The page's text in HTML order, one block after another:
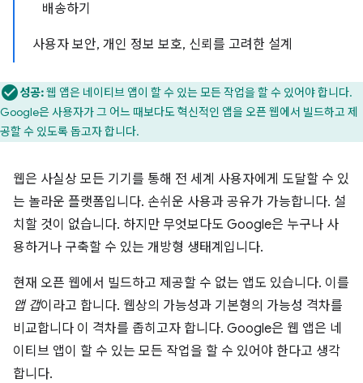
배송하기
사용자 보안, 개인 정보 보호, 신뢰를 고려한 설계
성공:웹 앱은 네이티브 앱이 할 수 있는 모든 작업을 할 수 있어야 합니다.
Google은 사용자가 그 어느 때보다도 혁신적인 앱을 오픈 웹에서 빌드하고 제
공할 수 있도록 돕고자 합니다.
웹은 사실상 모든 기기를 통해 전 세계 사용자에게 도달할 수 있
는 놀라운 플랫폼입니다. 손쉬운 사용과 공유가 가능합니다. 설
치할 것이 없습니다. 하지만 무엇보다도 Google은 누구나 사
용하거나 구축할 수 있는 개방형 생태계입니다.
현재 오픈 웹에서 빌드하고 제공할 수 없는 앱도 있습니다. 이를
앱 갭이라고 합니다. 웹상의 가능성과 기본형의 가능성 격차를
비교합니다 이 격차를 좁히고자 합니다. Google은 웹 앱은 네
이티브 앱이 할 수 있는 모든 작업을 할 수 있어야 한다고 생각
합니다.